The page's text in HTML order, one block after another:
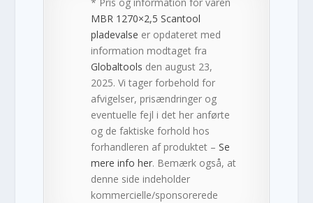
MBR 1270×2,5 Scantool
pladevalse er opdateret med
information modtaget fra
Globaltools den august 23,
2025. Vi tager forbehold for
afvigelser, prisændringer og
eventuelle fejl i det her anførte
og de faktiske forhold hos
forhandleren af produktet –Se
mere info her. Bemærk også, at
denne side indeholder
kommercielle/sponsorerede